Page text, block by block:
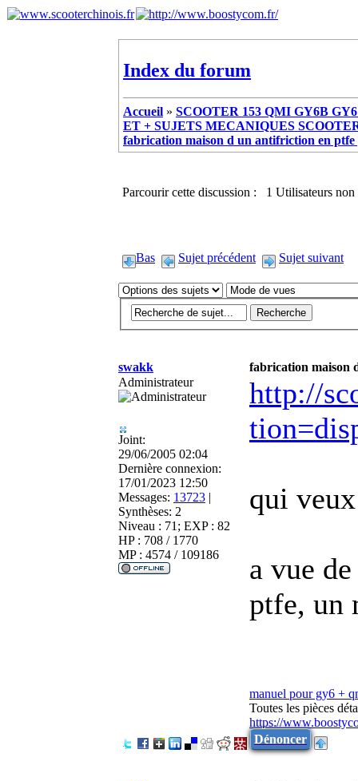
Index du forum
Accueil » SCOOTER 153 QMI GY6B
ET + SUJETS MECANIQUES
fabrication maison d un antifriction en ptfe
Parcourir cette discussion : 1 Utilisateurs non
Bas Sujet précédent Sujet suivant
swakk
fabrication maison
Administrateur
Joint:
29/06/2005 02:04
Dernière connexion:
17/01/2023 12:50
Messages: 13723 |
Synthèses: 2
Niveau : 71; EXP : 82
HP : 708 / 1770
MP : 4574 / 109186
http://
qui
a vue
ptfe, un
manuel pour gy6 +
Toutes les pièces
https://
Dénoncer